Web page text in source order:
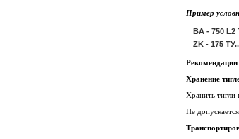
Пример
BA - 750 L2
ZK - 175
Рекомендации
Хранение
Хранить тигли
Не